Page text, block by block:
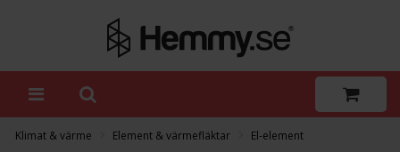
Klimat & värme Element & värmefläktar El-element